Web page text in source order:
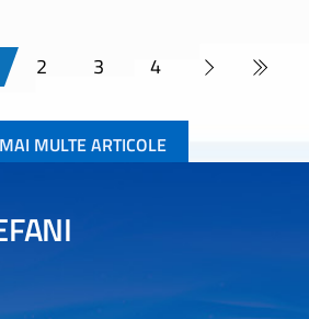
2 3 4
MAI MULTE ARTICOLE